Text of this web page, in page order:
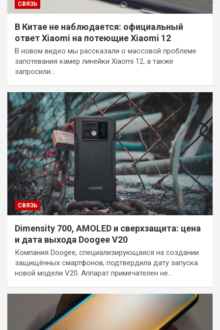
СВЯЗЬ
В Китае не наблюдается: официальный
ответ Xiaomi на потеющие Xiaomi 12
В новом видео мы рассказали о массовой проблеме
запотевания камер линейки Xiaomi 12, а также
запросили…
СВЯЗЬ
Dimensity 700, AMOLED и сверхзащита: цена
и дата выхода Doogee V20
Компания Doogee, специализирующаяся на создании
защищённых смартфонов, подтвердила дату запуска
новой модели V20. Аппарат примечателен не…